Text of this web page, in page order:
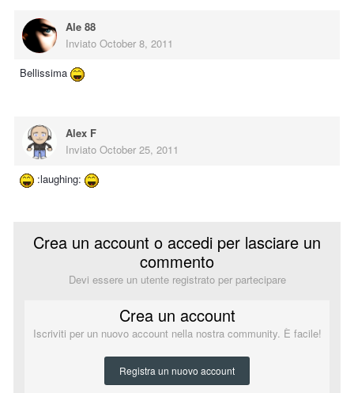
Ale 88
Inviato October 8, 2011
Bellissima
Alex F
Inviato October 25, 2011
:laughing:
Crea un account o accedi per lasciare un
commento
Devi essere un utente registrato per partecipare
Crea un account
Iscriviti per un nuovo account nella nostra community. È facile!
Registra un nuovo account